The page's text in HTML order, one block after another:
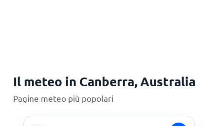
Il meteo in Canberra, Australia
Pagine meteo più popolari